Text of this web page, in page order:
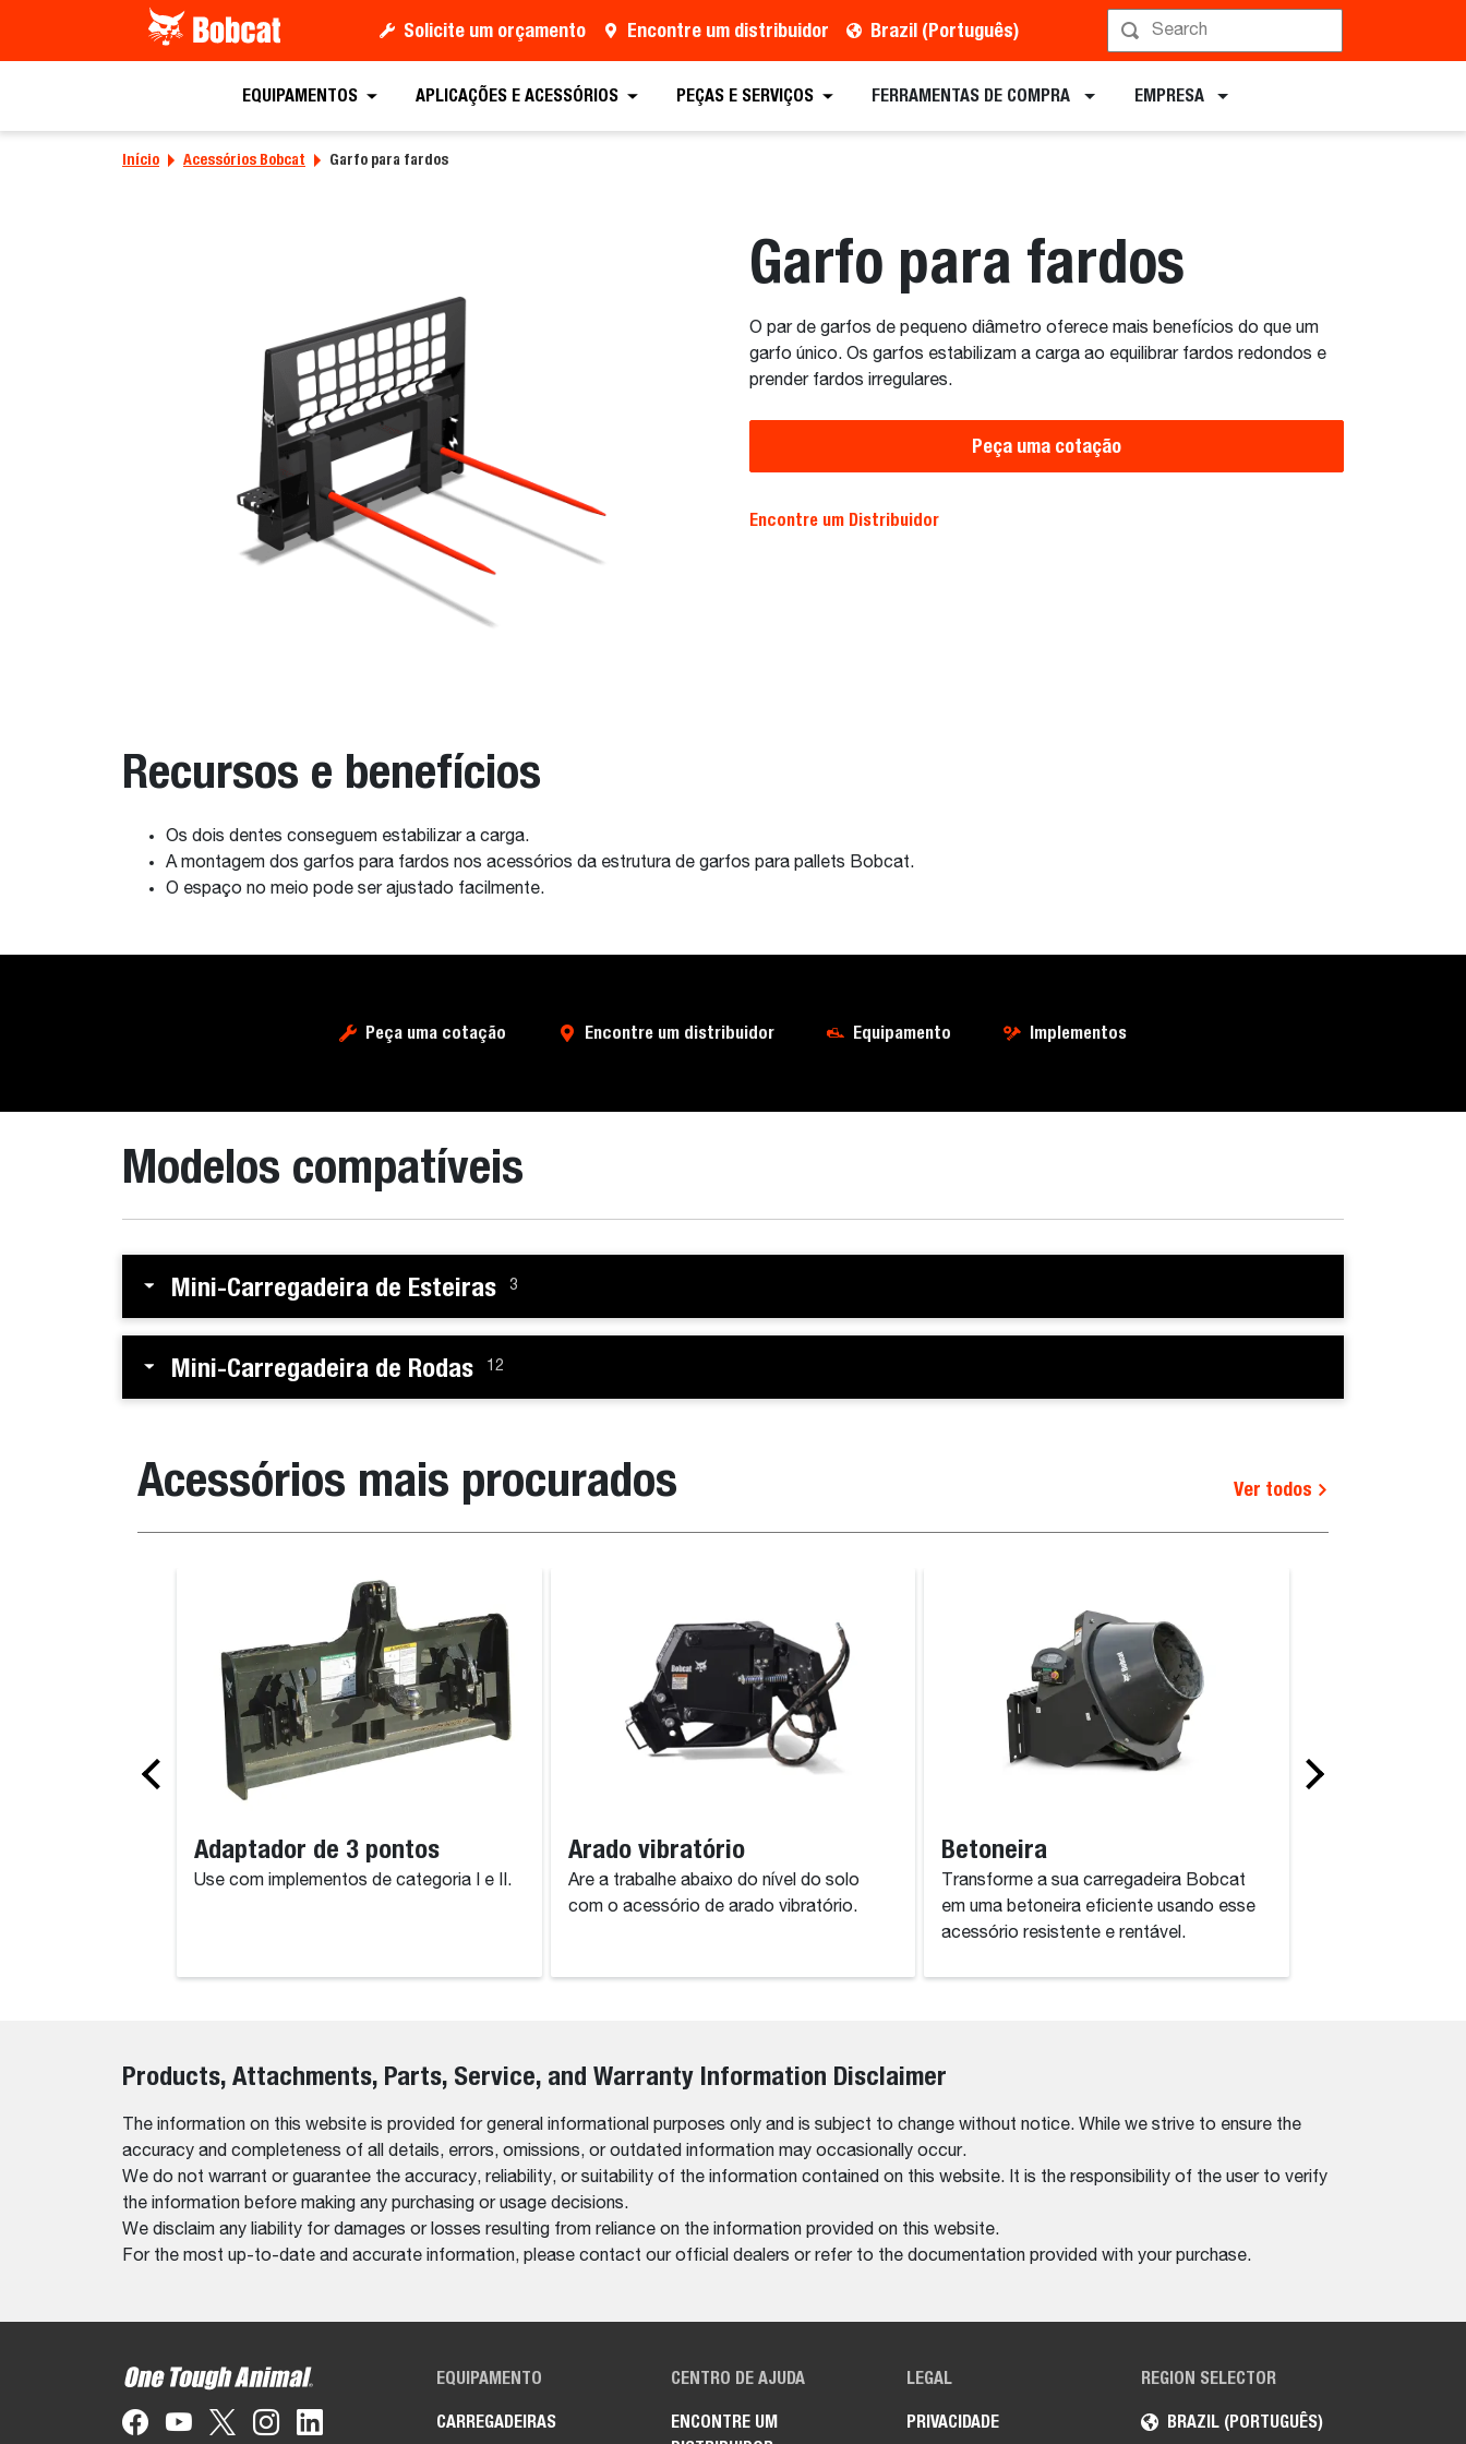
Solicite um orçamento Encontre um distribuidor Brazil (Português)
EQUIPAMENTOS APLICAÇÕES E ACESSÓRIOS PEÇAS E SERVIÇOS FERRAMENTAS DE COMPRA EMPRESA
Início Acessórios Bobcat Garfo para fardos
Garfo para fardos
O par de garfos de pequeno diâmetro oferece mais benefícios do que um
garfo único. Os garfos estabilizam a carga ao equilibrar fardos redondos e
prender fardos irregulares.
Peça uma cotação
Encontre um Distribuidor
Recursos e benefícios
Os dois dentes conseguem estabilizar a carga.
A montagem dos garfos para fardos nos acessórios da estrutura de garfos para pallets Bobcat.
O espaço no meio pode ser ajustado facilmente.
Peça uma cotação Encontre um distribuidor Equipamento Implementos
Peça uma cotação Encontre um distribuidor Equipamento Implementos
Modelos compatíveis
Mini-Carregadeira de Esteiras 3
Mini-Carregadeira de Rodas 12
Acessórios mais procurados Ver todos
Adaptador de 3 pontos
Use com implementos de categoria I e II.
Arado vibratório
Are a trabalhe abaixo do nível do solo
com o acessório de arado vibratório.
Betoneira
Transforme a sua carregadeira Bobcat
em uma betoneira eficiente usando esse
acessório resistente e rentável.
Products, Attachments, Parts, Service, and Warranty Information Disclaimer
The information on this website is provided for general informational purposes only and is subject to change without notice. While we strive to ensure the
accuracy and completeness of all details, errors, omissions, or outdated information may occasionally occur.
We do not warrant or guarantee the accuracy, reliability, or suitability of the information contained on this website. It is the responsibility of the user to verify
the information before making any purchasing or usage decisions.
We disclaim any liability for damages or losses resulting from reliance on the information provided on this website.
For the most up-to-date and accurate information, please contact our official dealers or refer to the documentation provided with your purchase.
REGION SELECTOR
BRAZIL (PORTUGUÊS)
EQUIPAMENTO
CARREGADEIRAS
CENTRO DE AJUDA
ENCONTRE UM
LEGAL
PRIVACIDADE